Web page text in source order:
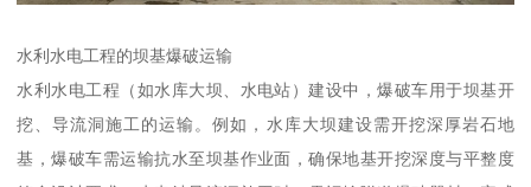
水利水电工程的坝基爆破运输​
水利水电工程（如水库大坝、水电站）建设中，爆破车用于坝基开
挖、导流洞施工的运输。例如，水库大坝建设需开挖深厚岩石地
基，爆破车需运输抗水至坝基作业面，确保地基开挖深度与平整度